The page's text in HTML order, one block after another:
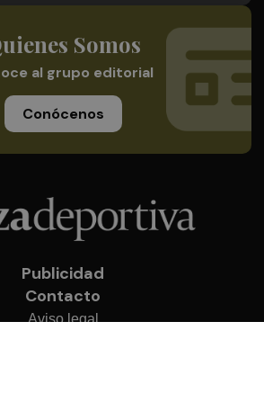
Somos
al grupo editorial
Conócenos
Publicidad
Contacto
Aviso legal